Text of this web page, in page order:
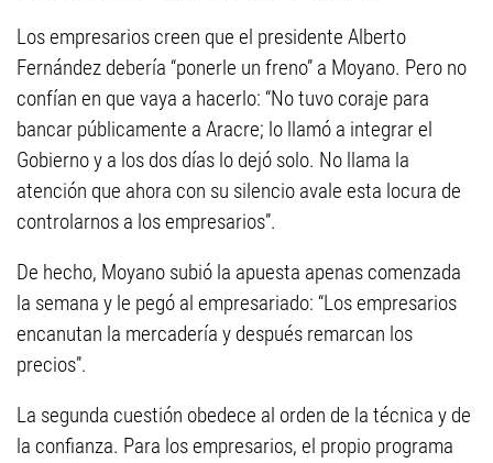
Los empresarios creen que el presidente Alberto
Fernández debería “ponerle un freno” a Moyano. Pero no
confían en que vaya a hacerlo: “No tuvo coraje para
bancar públicamente a Aracre; lo llamó a integrar el
Gobierno y a los dos días lo dejó solo. No llama la
atención que ahora con su silencio avale esta locura de
controlarnos a los empresarios”.
De hecho, Moyano subió la apuesta apenas comenzada
la semana y le pegó al empresariado: “Los empresarios
encanutan la mercadería y después remarcan los
precios”.
La segunda cuestión obedece al orden de la técnica y de
la confianza. Para los empresarios, el propio programa